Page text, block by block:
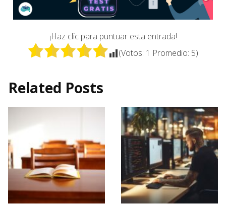
¡Haz clic para puntuar esta entrada!
(Votos: 1 Promedio: 5)
Related Posts